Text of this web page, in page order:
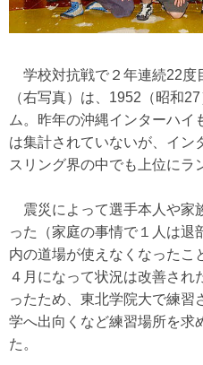
学校対抗戦で２年連続22度
（右写真）は、1952（昭和
ム。昨年の沖縄インターハ
は集計されていないが、イン
スリング界の中でも上位にラ
震災によって選手本人や家
った（家庭の事情で１人は退
内の道場が使えなくなったこ
４月になって状況は改善さ
ったため、東北学院大で練習
学へ出向くなど練習場所を求
た。